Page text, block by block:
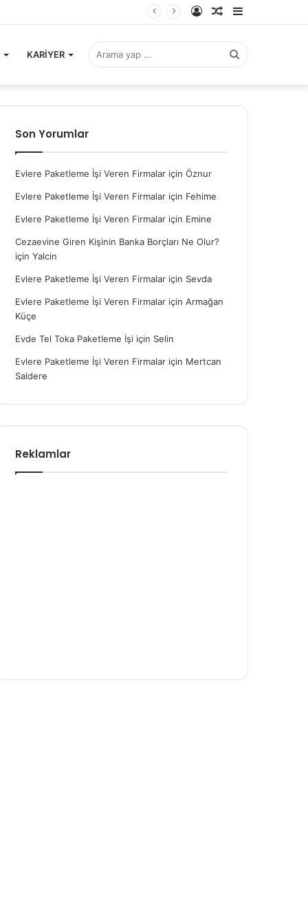
Rastgele
Kayıt
KARİYER Arama
yap
Son Yorumlar
Evlere Paketleme İşi Veren Firmalar içinÖznur
Evlere Paketleme İşi Veren Firmalar için Fehime
Evlere Paketleme İşi Veren Firmalar için Emine
Cezaevine Giren Kişinin Banka Borçları Ne Olur?
içinYalcin
Evlere Paketleme İşi Veren Firmalar için Sevda
Evlere Paketleme İşi Veren Firmalar içinArmağan
Küçe
Evde Tel Toka Paketleme İşi için Selin
Evlere Paketleme İşi Veren Firmalar için Mertcan
Saldere
Reklamlar